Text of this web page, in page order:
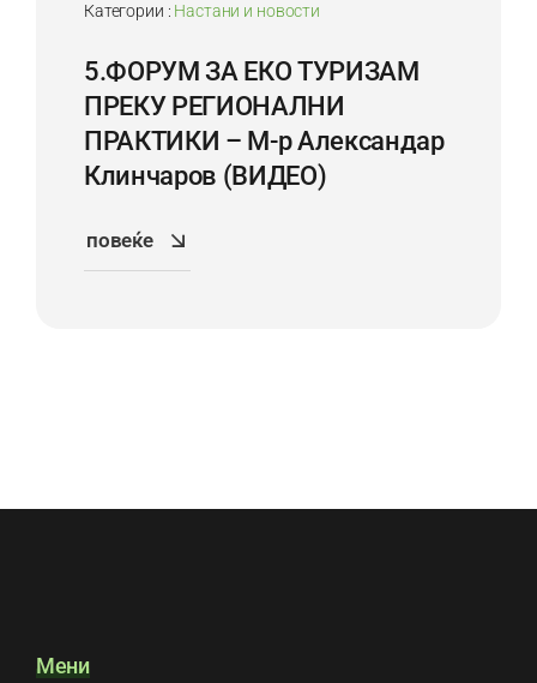
Категории : Настани и новости
5.ФОРУМ ЗА ЕКО ТУРИЗАМ
ПРЕКУ РЕГИОНАЛНИ
ПРАКТИКИ – М-р Александар
Клинчаров (ВИДЕО)
повеќе
Мени